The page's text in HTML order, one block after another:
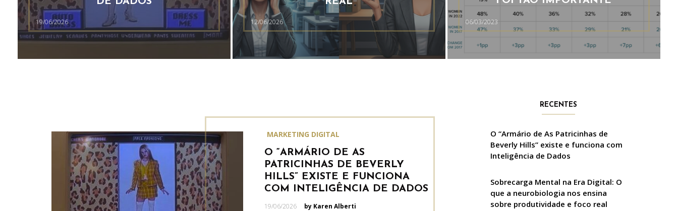
19/06/2026 12/06/2026 06/03/2023
MARKETING DIGITAL
O “ARMÁRIO DE AS
PATRICINHAS DE BEVERLY
HILLS” EXISTE E FUNCIONA
COM INTELIGÊNCIA DE DADOS
Posted
19/06/2026 by Karen Alberti
RECENTES
O “Armário de As Patricinhas de
Beverly Hills” existe e funciona com
Inteligência de Dados
Sobrecarga Mental na Era Digital: O
que a neurobiologia nos ensina
sobre produtividade e foco real